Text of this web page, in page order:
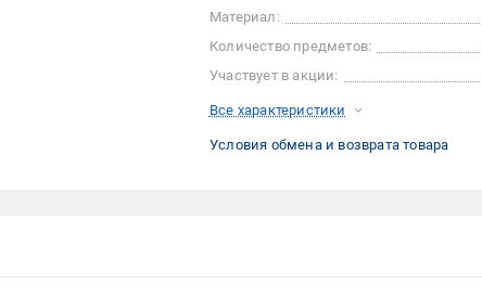
Материал:
Количество предметов:
Участвует в акции:
Все характеристики
Условия обмена и возврата товара